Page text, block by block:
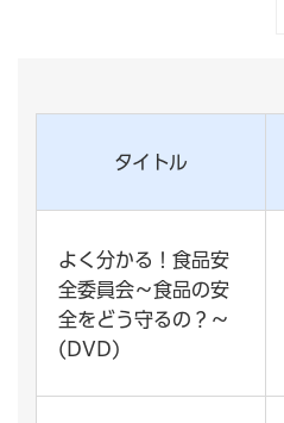
タイトル
よく分かる！食品安
全委員会～食品の安
全をどう守るの？～
(DVD)